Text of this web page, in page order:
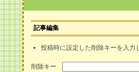
記事編集
投稿時に設定した削除キーを入力
削除キー